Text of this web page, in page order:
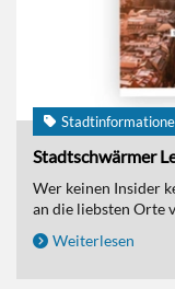
Stadtschwärmer
Wer keinen Insider
an die liebsten Orte
Weiterlesen